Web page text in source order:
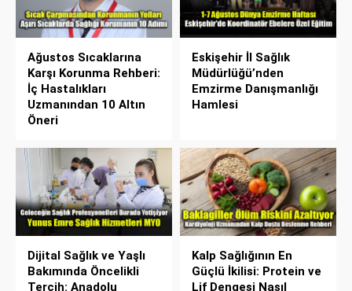
Ağustos Sıcaklarına
Karşı Korunma Rehberi:
İç Hastalıkları
Uzmanından 10 Altın
Öneri
Eskişehir İl Sağlık
Müdürlüğü’nden
Emzirme Danışmanlığı
Hamlesi
Dijital Sağlık ve Yaşlı
Bakımında Öncelikli
Tercih: Anadolu
Kalp Sağlığının En
Güçlü İkilisi: Protein ve
Lif Dengesi Nasıl